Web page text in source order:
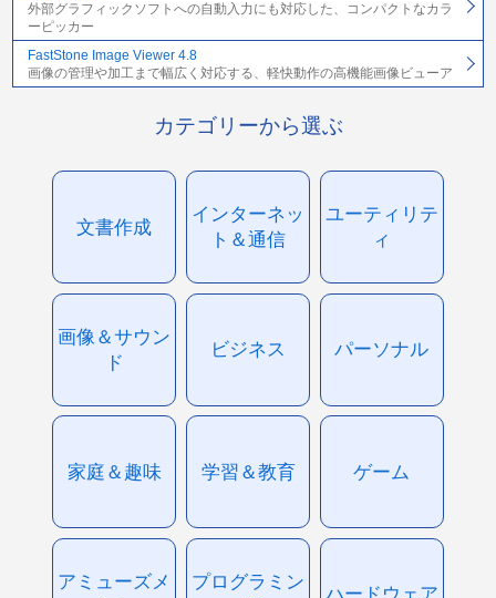
外部グラフィックソフトへの自動入力にも対応した、コンパクトなカラ
ーピッカー
FastStone Image Viewer 4.8
画像の管理や加工まで幅広く対応する、軽快動作の高機能画像ビューア
カテゴリーから選ぶ
文書作成
インターネッ
ト＆通信
ユーティリテ
ィ
画像＆サウン
ド
ビジネス パーソナル
家庭＆趣味 学習＆教育 ゲーム
アミューズメ
プログラミン